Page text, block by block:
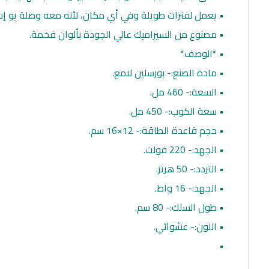
• يعمل لفترات طويلة وفي أي مكان، لأنه معه وصلة يو
• مصنوع من السيراميك عالي الجودة بألوان فخمة.
• *الوصف*
• مادة الصنع:- بورسلين لامع.
• السعة:- 460 مل.
• سعة الكوب:- 450 مل.
• حجم قاعدة الطاقة:- 12×16 سم.
• الجهد:- 220 فولت.
• التردد:- 50 هرتز.
• الجهد:- 16 واط.
• طول السلك:- 80 سم.
• اللون:- عشوائي.
•